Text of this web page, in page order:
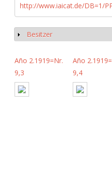
http://www.iaicat.de/DB=1/
Show
Besitzer
Año 2.1919=Nr.
9,3
Año
9,4